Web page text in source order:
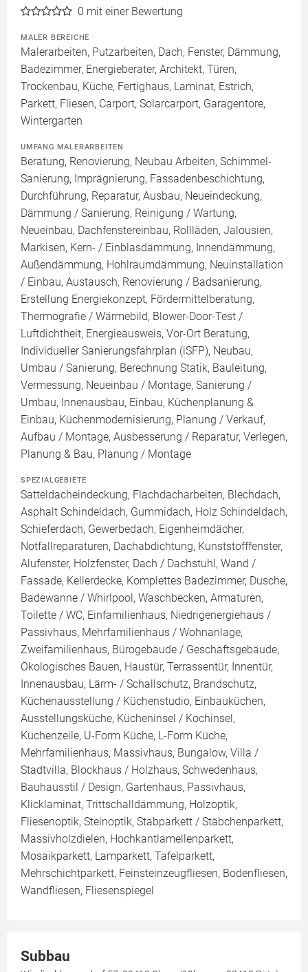
0 mit einer Bewertung
MALER BEREICHE
Malerarbeiten, Putzarbeiten, Dach, Fenster, Dämmung,
Badezimmer, Energieberater, Architekt, Türen,
Trockenbau, Küche, Fertighaus, Laminat, Estrich,
Parkett, Fliesen, Carport, Solarcarport, Garagentore,
Wintergarten
UMFANG MALERARBEITEN
Beratung, Renovierung, Neubau Arbeiten, Schimmel-
Sanierung, Imprägnierung, Fassadenbeschichtung,
Durchführung, Reparatur, Ausbau, Neueindeckung,
Dämmung / Sanierung, Reinigung / Wartung,
Neueinbau, Dachfenstereinbau, Rollläden, Jalousien,
Markisen, Kern- / Einblasdämmung, Innendämmung,
Außendämmung, Hohlraumdämmung, Neuinstallation
/ Einbau, Austausch, Renovierung / Badsanierung,
Erstellung Energiekonzept, Fördermittelberatung,
Thermografie / Wärmebild, Blower-Door-Test /
Luftdichtheit, Energieausweis, Vor-Ort Beratung,
Individueller Sanierungsfahrplan (iSFP), Neubau,
Umbau / Sanierung, Berechnung Statik, Bauleitung,
Vermessung, Neueinbau / Montage, Sanierung /
Umbau, Innenausbau, Einbau, Küchenplanung &
Einbau, Küchenmodernisierung, Planung / Verkauf,
Aufbau / Montage, Ausbesserung / Reparatur, Verlegen,
Planung & Bau, Planung / Montage
SPEZIALGEBIETE
Satteldacheindeckung, Flachdacharbeiten, Blechdach,
Asphalt Schindeldach, Gummidach, Holz Schindeldach,
Schieferdach, Gewerbedach, Eigenheimdächer,
Notfallreparaturen, Dachabdichtung, Kunststofffenster,
Alufenster, Holzfenster, Dach / Dachstuhl, Wand /
Fassade, Kellerdecke, Komplettes Badezimmer, Dusche,
Badewanne / Whirlpool, Waschbecken, Armaturen,
Toilette / WC, Einfamilienhaus, Niedrigenergiehaus /
Passivhaus, Mehrfamilienhaus / Wohnanlage,
Zweifamilienhaus, Bürogebäude / Geschäftsgebäude,
Ökologisches Bauen, Haustür, Terrassentür, Innentür,
Innenausbau, Lärm- / Schallschutz, Brandschutz,
Küchenausstellung / Küchenstudio, Einbauküchen,
Ausstellungsküche, Kücheninsel / Kochinsel,
Küchenzeile, U-Form Küche, L-Form Küche,
Mehrfamilienhaus, Massivhaus, Bungalow, Villa /
Stadtvilla, Blockhaus / Holzhaus, Schwedenhaus,
Bauhausstil / Design, Gartenhaus, Passivhaus,
Klicklaminat, Trittschalldämmung, Holzoptik,
Fliesenoptik, Steinoptik, Stabparkett / Stäbchenparkett,
Massivholzdielen, Hochkantlamellenparkett,
Mosaikparkett, Lamparkett, Tafelparkett,
Mehrschichtparkett, Feinsteinzeugfliesen, Bodenfliesen,
Wandfliesen, Fliesenspiegel
Subbau